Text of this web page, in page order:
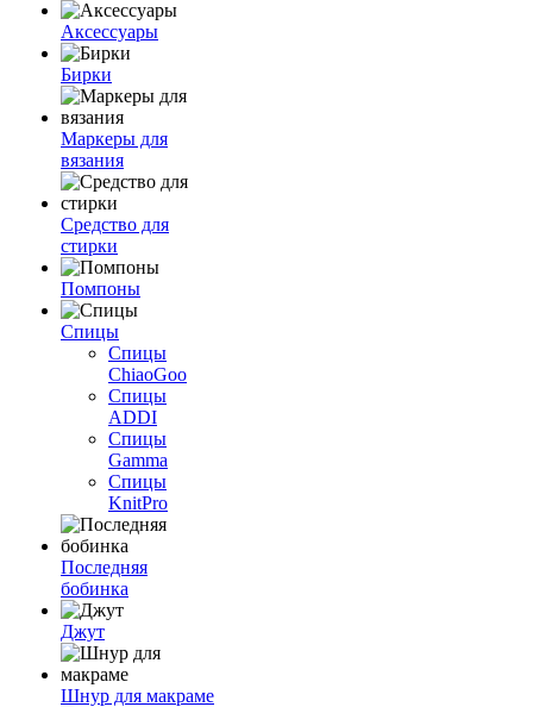
Аксессуары
Бирки
Маркеры для
вязания
Средство для
стирки
Помпоны
Спицы
Спицы
ChiaoGoo
Спицы
ADDI
Спицы
Gamma
Спицы
KnitPro
Последняя
бобинка
Джут
Шнур для макраме